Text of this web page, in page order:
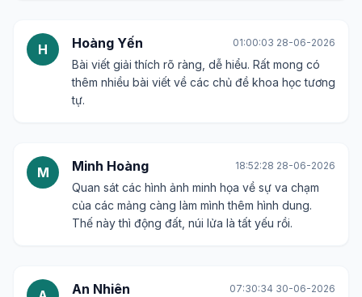
H Hoàng Yến 01:00:03 28-06-2026
Bài viết giải thích rõ ràng, dễ hiểu. Rất mong có
thêm nhiều bài viết về các chủ đề khoa học tương
tự.
M Minh Hoàng 18:52:28 28-06-2026
Quan sát các hình ảnh minh họa về sự va chạm
của các mảng càng làm mình thêm hình dung.
Thế này thì động đất, núi lửa là tất yếu rồi.
An Nhiên 07:30:34 30-06-2026